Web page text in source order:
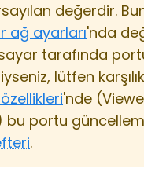
değerdir.
ağ ayarları'nda
tarafında
lütfen
'nde
bu portu
.